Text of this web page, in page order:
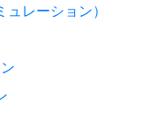
レーション）